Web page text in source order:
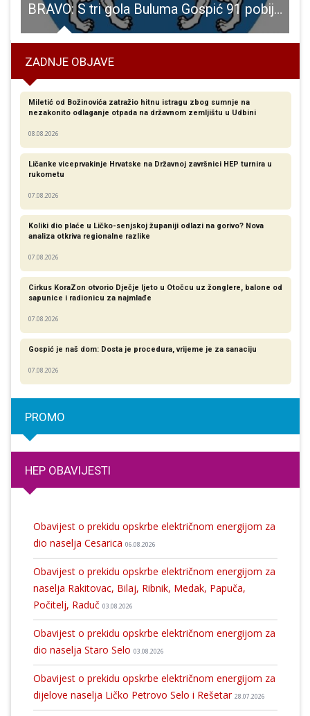
BRAVO: S tri gola Buluma Gospić 91 pobijedio Funtanu 3:0!
ZADNJE OBJAVE
Miletić od Božinovića zatražio hitnu istragu zbog sumnje na
nezakonito odlaganje otpada na državnom zemljištu u Udbini
08.08.2026
Ličanke viceprvakinje Hrvatske na Državnoj završnici HEP turnira u
rukometu
07.08.2026
Koliki dio plaće u Ličko-senjskoj županiji odlazi na gorivo? Nova
analiza otkriva regionalne razlike​
07.08.2026
Cirkus KoraZon otvorio Dječje ljeto u Otočcu uz žonglere, balone od
sapunice i radionicu za najmlađe
07.08.2026
Gospić je naš dom: Dosta je procedura, vrijeme je za sanaciju
07.08.2026
PROMO
HEP OBAVIJESTI
Obavijest o prekidu opskrbe električnom energijom za
dio naselja Cesarica 06.08.2026
Obavijest o prekidu opskrbe električnom energijom za
naselja Rakitovac, Bilaj, Ribnik, Medak, Papuča,
Počitelj, Raduč 03.08.2026
Obavijest o prekidu opskrbe električnom energijom za
dio naselja Staro Selo 03.08.2026
Obavijest o prekidu opskrbe električnom energijom za
dijelove naselja Ličko Petrovo Selo i Rešetar 28.07.2026